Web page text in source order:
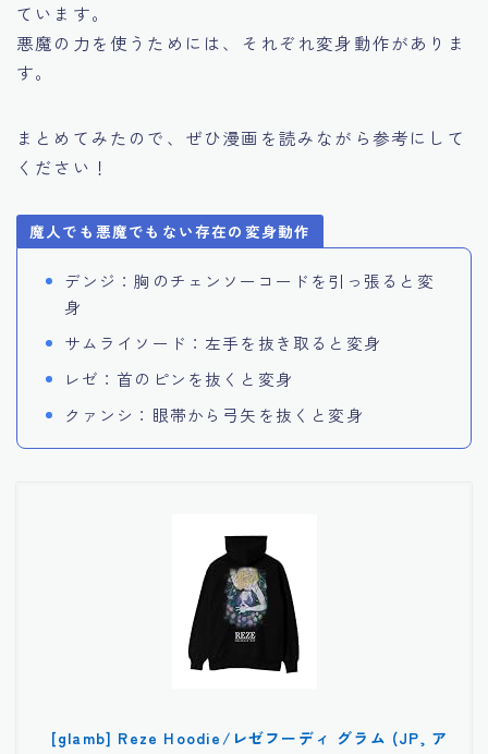
ています。
悪魔の力を使うためには、それぞれ変身動作がありま
す。
まとめてみたので、ぜひ漫画を読みながら参考にして
ください！
魔人でも悪魔でもない存在の変身動作
デンジ：胸のチェンソーコードを引っ張ると変
身
サムライソード：左手を抜き取ると変身
レゼ：首のピンを抜くと変身
クァンシ：眼帯から弓矢を抜くと変身
[glamb] Reze Hoodie/レゼフーディ グラム (JP, ア